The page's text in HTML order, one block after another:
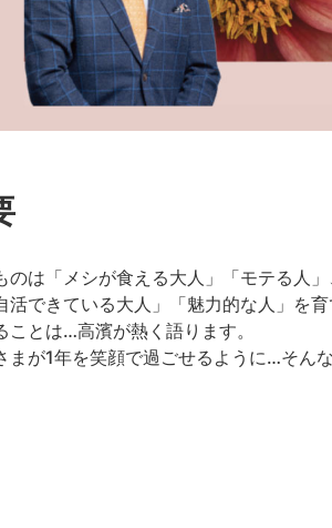
は「メシが食える大人」「モテる人」
できている大人」「魅力的な人」を育
とは…高濱が熱く語ります。
まが1年を笑顔で過ごせるように…そん